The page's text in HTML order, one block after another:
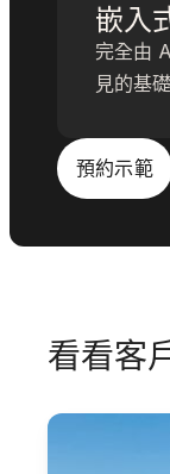
嵌入
完全由
見的基
預約示範
看看客